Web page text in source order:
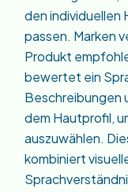
den individuellen
passen. Marken
Produkt
bewertet ein
Beschreibungen
dem Hautprofil,
auszuwählen.
kombiniert